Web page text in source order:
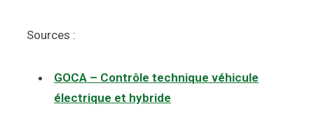
Sources :
GOCA – Contrôle technique véhicule
électrique et hybride